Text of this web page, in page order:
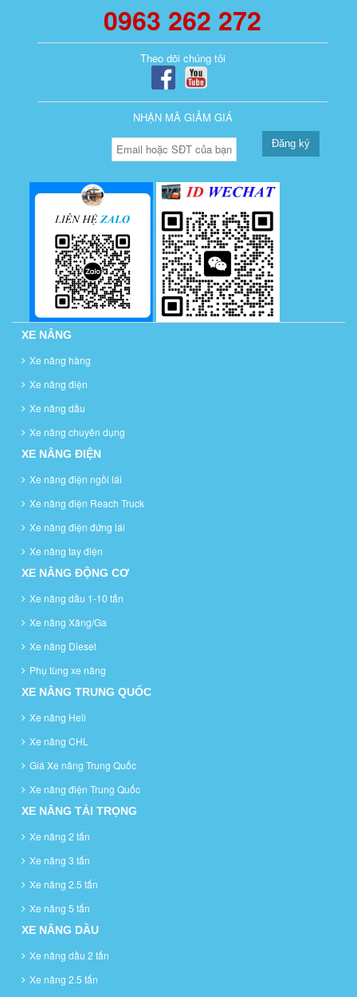
0963 262 272
Theo dõi chúng tôi
NHẬN MÃ GIẢM GIÁ
Đăng ký
XE NÂNG
Xe nâng hàng
Xe nâng điện
Xe nâng dầu
Xe nâng chuyên dụng
XE NÂNG ĐIỆN
Xe nâng điện ngồi lái
Xe nâng điện Reach Truck
Xe nâng điện đứng lái
Xe nâng tay điện
XE NÂNG ĐỘNG CƠ
Xe nâng dầu 1-10 tấn
Xe nâng Xăng/Ga
Xe nâng Diesel
Phụ tùng xe nâng
XE NÂNG TRUNG QUỐC
Xe nâng Heli
Xe nâng CHL
Giá Xe nâng Trung Quốc
Xe nâng điện Trung Quốc
XE NÂNG TẢI TRỌNG
Xe nâng 2 tấn
Xe nâng 3 tấn
Xe nâng 2.5 tấn
Xe nâng 5 tấn
XE NÂNG DẦU
Xe nâng dầu 2 tấn
Xe nâng 2.5 tấn